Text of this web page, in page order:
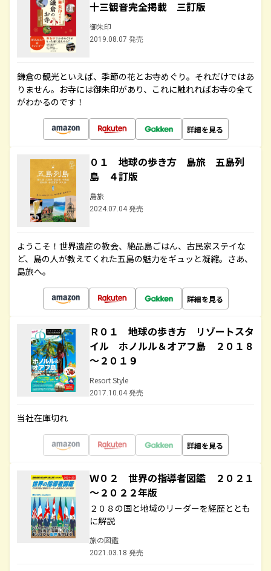
十三観音完全掲載 三訂版
御朱印
2019.08.07 発売
鎌倉の観光といえば、季節の花とお寺めぐり。それだけではあ
りません。お寺には御朱印があり、これに触れればお寺の全て
がわかるのです！
詳細を見る
０１ 地球の歩き方 島旅 五島列
島 ４訂版
島旅
2024.07.04 発売
ようこそ！世界遺産の教会、絶品島ごはん、古民家ステイな
ど、島の人が教えてくれた五島の魅力をギュッと凝縮。さあ、
島旅へ。
詳細を見る
Ｒ０１ 地球の歩き方 リゾートスタ
イル ホノルル＆オアフ島 ２０１８
～２０１９
Resort Style
2017.10.04 発売
当社在庫切れ
詳細を見る
Ｗ０２ 世界の指導者図鑑 ２０２１
～２０２２年版
２０８の国と地域のリーダーを経歴ととも
に解説
旅の図鑑
2021.03.18 発売